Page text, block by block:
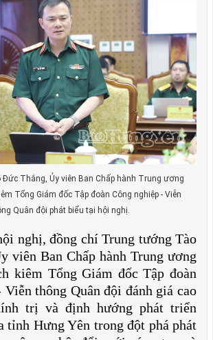
Thắng, Ủy viên Ban Chấp hành Trung ương
Tổng Giám đốc Tập đoàn Công nghiệp - Viễn
Quân đội phát biểu tại hội nghị.
nghị, đồng chí Trung tướng Tào
viên Ban Chấp hành Trung ương
kiêm Tổng Giám đốc Tập đoàn
Viễn thông Quân đội đánh giá cao
trị và định hướng phát triển
tỉnh Hưng Yên trong đột phá phát